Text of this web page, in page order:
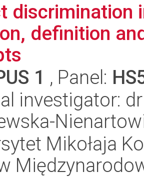
discrimination
definition
1 , Panel:
investigator:
Mikołaja